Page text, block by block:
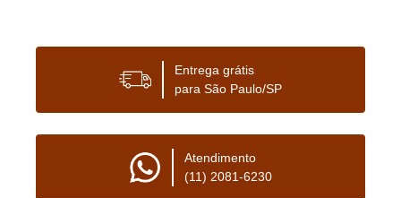
Entrega grátis
para São Paulo/SP
Atendimento
(11) 2081-6230